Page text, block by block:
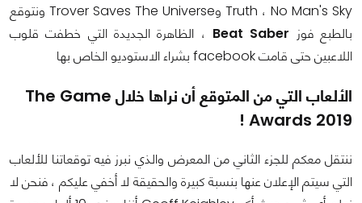
Truth ، No Man's Sky وTrover Saves The Universe ونتوقع
بالطبع فوز Beat Saber ، الظاهرة الجديدة التي خطفت قلوب
اللاعبين حتى قامت facebook بشراء الاستوديو الخاص بها
الألعاب التي من المتوقع أن نراها خلال The Game
Awards 2019 !
ننتقل معكم للجزء الثاني من المعرض والذي نبرز فيه توقعاتنا للألعاب
التي سيتم الإعلان عنها بنسبة كبيرة والحقيقة لا أخفي عليكم ، فنحن لا